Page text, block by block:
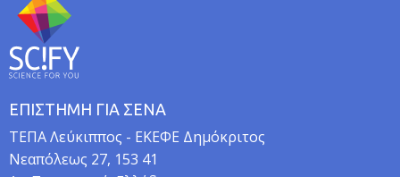
ΕΠΙΣΤΗΜΗ ΓΙΑ ΣΕΝΑ
TEΠA Λεύκιππος - ΕΚΕΦΕ Δημόκριτος
Νεαπόλεως 27, 153 41